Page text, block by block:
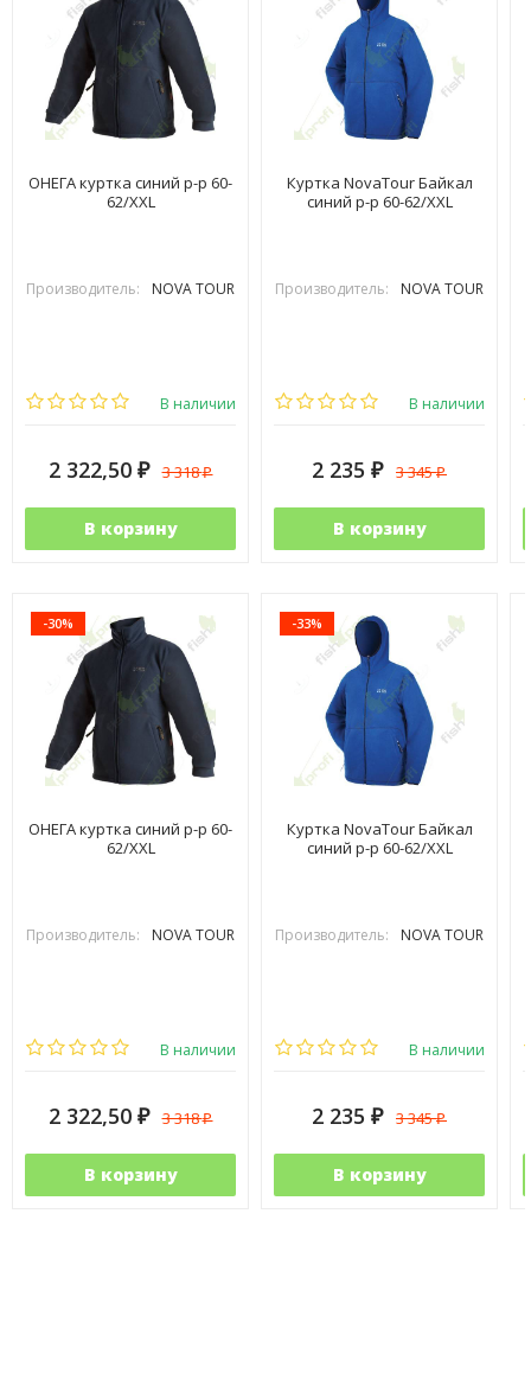
ОНЕГА куртка синий р-р 60-
62/XXL
Производитель: NOVA TOUR
В наличии
2 322,50 ₽ 3 318₽
В корзину
Куртка NovaTour Байкал
синий р-р 60-62/XXL
Производитель: NOVA TOUR
В наличии
2 235 ₽ 3 345₽
В корзину
-30%
ОНЕГА куртка синий р-р 60-
62/XXL
Производитель: NOVA TOUR
В наличии
2 322,50 ₽ 3 318₽
В корзину
-33%
Куртка NovaTour Байкал
синий р-р 60-62/XXL
Производитель: NOVA TOUR
В наличии
2 235 ₽ 3 345₽
В корзину